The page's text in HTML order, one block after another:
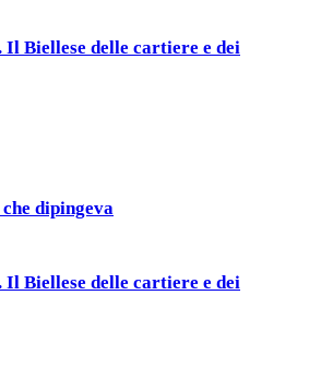
Il Biellese delle cartiere e dei
dipingeva
Il Biellese delle cartiere e dei